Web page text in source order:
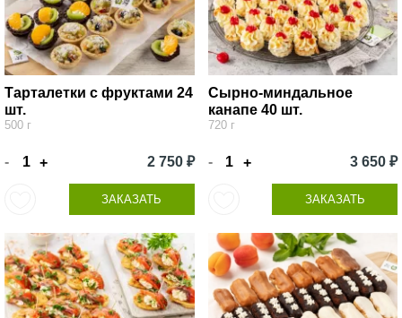
Тарталетки с фруктами 24
шт.
500 г
- + 2 750 ₽
ЗАКАЗАТЬ
Сырно-миндальное
канапе 40 шт.
720 г
- + 3 650 ₽
ЗАКАЗАТЬ